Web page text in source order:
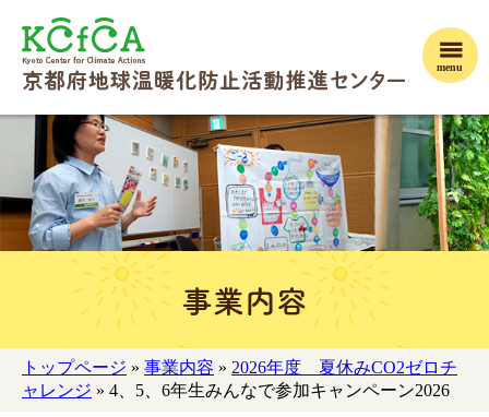
menu
事業内容
トップページ » 事業内容 » 2026年度 夏休みCO2ゼロチ
ャレンジ » 4、5、6年生みんなで参加キャンペーン2026